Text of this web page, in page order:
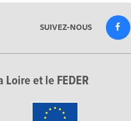
SUIVEZ-NOUS
et le FEDER